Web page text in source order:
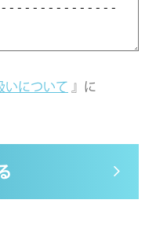
いについて 』に